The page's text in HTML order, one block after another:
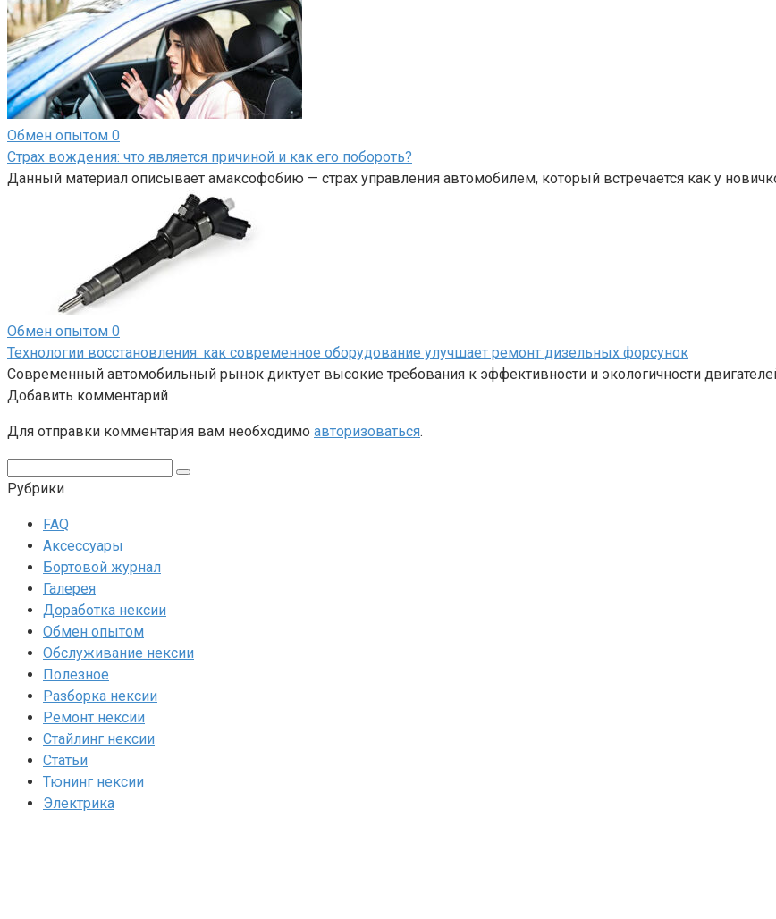
Обмен опытом 0
Страх вождения: что является причиной и как его побороть?
Данный материал описывает амаксофобию — страх управления автомобилем, который встречается как у
Обмен опытом 0
Технологии восстановления: как современное оборудование улучшает ремонт дизельных форсунок
Современный автомобильный рынок диктует высокие требования к эффективности и экологичности
Добавить комментарий
Для отправки комментария вам необходимо авторизоваться.
Рубрики
FAQ
Аксессуары
Бортовой журнал
Галерея
Доработка нексии
Обмен опытом
Обслуживание нексии
Полезное
Разборка нексии
Ремонт нексии
Стайлинг нексии
Статьи
Тюнинг нексии
Электрика